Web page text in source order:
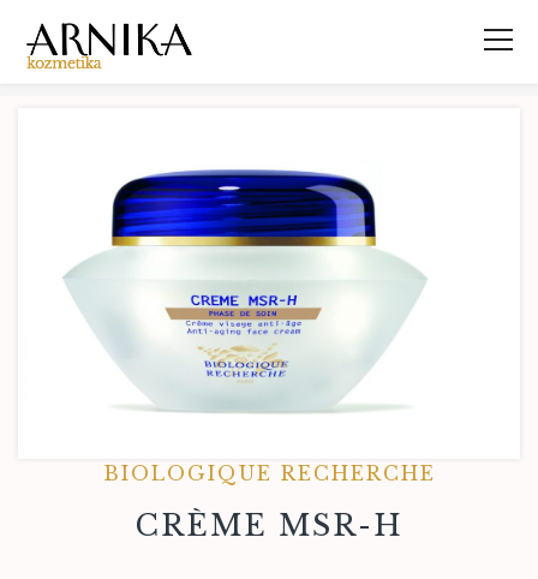
BIOLOGIQUE RECHERCHE
CRÈME MSR-H